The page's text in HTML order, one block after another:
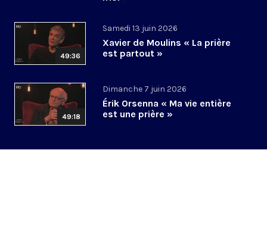
49:36
Samedi 13 juin 2026
Xavier de Moulins « La prière
est partout »
49:18
Dimanche 7 juin 2026
Érik Orsenna « Ma vie entière
est une prière »